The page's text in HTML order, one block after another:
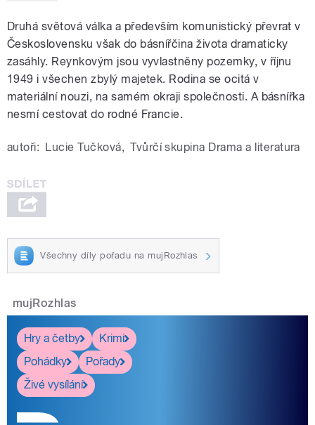
Druhá světová válka a především komunistický převrat v
Československu však do básnířčina života dramaticky
zasáhly. Reynkovým jsou vyvlastněny pozemky, v říjnu
1949 i všechen zbylý majetek. Rodina se ocitá v
materiální nouzi, na samém okraji společnosti. A básnířka
nesmí cestovat do rodné Francie.
autoři: Lucie Tučková, Tvůrčí skupina Drama a literatura
Všechny díly pořadu na mujRozhlas
mujRozhlas
Hry a četby
Krimi
Pohádky
Pořady
Živé vysílání